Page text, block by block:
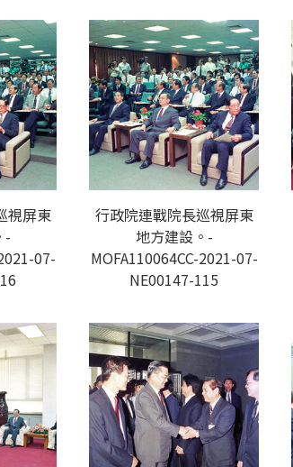
視屏東
-
07-
行政院連戰院長巡視屏東
地方建設。-
MOFA110064CC-2021-07-
NE00147-115